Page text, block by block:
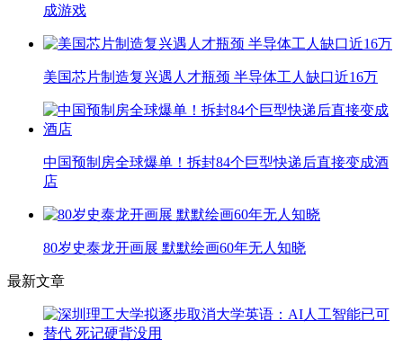
成游戏
美国芯片制造复兴遇人才瓶颈 半导体工人缺口近16万
中国预制房全球爆单！拆封84个巨型快递后直接变成酒
店
80岁史泰龙开画展 默默绘画60年无人知晓
最新文章